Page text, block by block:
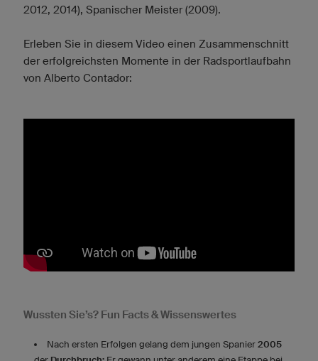
2012, 2014), Spanischer Meister (2009).
Erleben Sie in diesem Video einen Zusammenschnitt
der erfolgreichsten Momente in der Radsportlaufbahn
von Alberto Contador:
Wussten Sie’s? Fun Facts & Wissenswertes
Nach ersten Erfolgen gelang dem jungen Spanier 2005